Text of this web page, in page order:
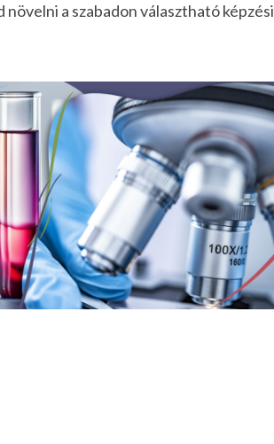
növelni a szabadon választható képzési